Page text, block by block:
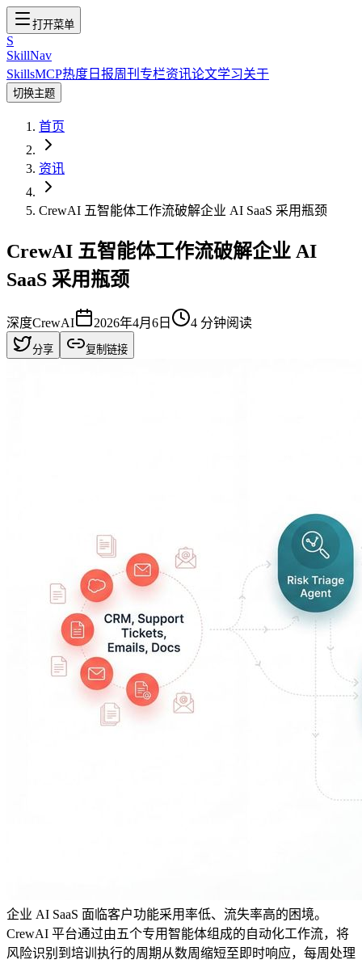
打开菜单
S
SkillNav
SkillsMCP热度 日报周刊 专栏资讯论文学习关于
切换主题
首页
资讯
CrewAI 五智能体工作流破解企业 AI SaaS 采用瓶颈
CrewAI 五智能体工作流破解企业 AI
SaaS 采用瓶颈
深度CrewAI 2026年4月6日 4 分钟阅读
分享 复制链接
企业 AI SaaS 面临客户功能采用率低、流失率高的困境。
CrewAI 平台通过由五个专用智能体组成的自动化工作流，将
风险识别到培训执行的周期从数周缩短至即时响应，每周处理